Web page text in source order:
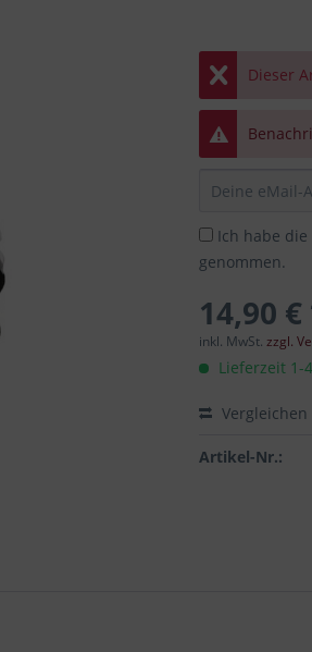
Dieser
Ich habe die
genommen.
14,90
inkl. MwSt.zzgl.
Lieferzeit 1-
Vergleichen
Artikel-Nr.: